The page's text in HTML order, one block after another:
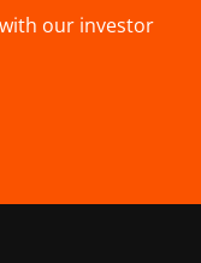
our investor